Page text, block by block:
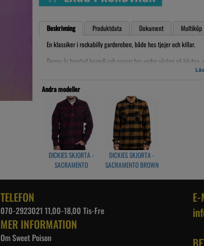
Beskrivning Produktdata Dokument
Multiköp
En klassiker i rockabilly garderoben, både hos tjejer och killar.
Denna är borstad bomull och passar bra under västen på
Material: 100% Bomull
Skötselråd: 30°C maskintvätt
Modellen på bilden är 185 cm lång och har på sig storlek M
Passform: Normal
Ärm: 67 cm i storlek M
Ryggbredd: 42 cm i storlek M
Plaggets längd: 79 cm i storlek M
Andra modeller
DICKIES SKJORTA -
SACRAMENTO
DICKIES SKJORTA -
SACRAMENTO BROWN
TELEFON
070-2923021 11,00-18,00 Tis-Fre
MER INFORMATION
Om Sweet Poison